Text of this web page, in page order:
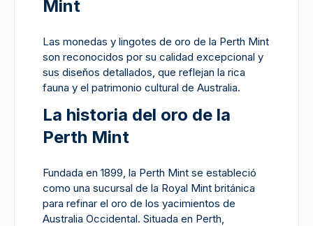
Mint
Las monedas y lingotes de oro de la Perth Mint
son reconocidos por su calidad excepcional y
sus diseños detallados, que reflejan la rica
fauna y el patrimonio cultural de Australia.
La historia del oro de la
Perth Mint
Fundada en 1899, la Perth Mint se estableció
como una sucursal de la Royal Mint británica
para refinar el oro de los yacimientos de
Australia Occidental. Situada en Perth,